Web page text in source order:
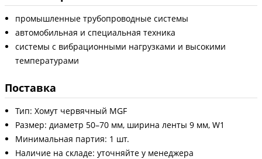
промышленные трубопроводные системы
автомобильная и специальная техника
системы с вибрационными нагрузками и высокими
температурами
Поставка
Тип: Хомут червячный MGF
Размер: диаметр 50–70 мм, ширина ленты 9 мм, W1
Минимальная партия: 1 шт.
Наличие на складе: уточняйте у менеджера